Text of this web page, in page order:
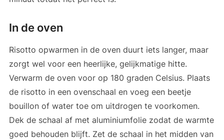
In de oven
Risotto opwarmen in de oven duurt iets langer, maar
zorgt wel voor een heerlijke, gelijkmatige hitte.
Verwarm de oven voor op 180 graden Celsius. Plaats
de risotto in een ovenschaal en voeg een beetje
bouillon of water toe om uitdrogen te voorkomen.
Dek de schaal af met aluminiumfolie zodat de warmte
goed behouden blijft. Zet de schaal in het midden van